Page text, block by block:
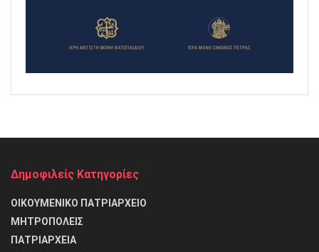
Δημοφιλείς Κατηγορίες
ΟΙΚΟΥΜΕΝΙΚΟ ΠΑΤΡΙΑΡΧΕΙΟ
ΜΗΤΡΟΠΟΛΕΙΣ
ΠΑΤΡΙΑΡΧΕΙΑ